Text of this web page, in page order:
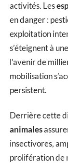
activités. Les
en danger :
exploitation
s’éteignent à
l’avenir de
mobilisation
persistent.
Derrière cette
animales
insectivores,
prolifération de